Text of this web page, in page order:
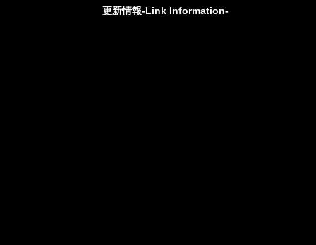
更新情報-Link Information-